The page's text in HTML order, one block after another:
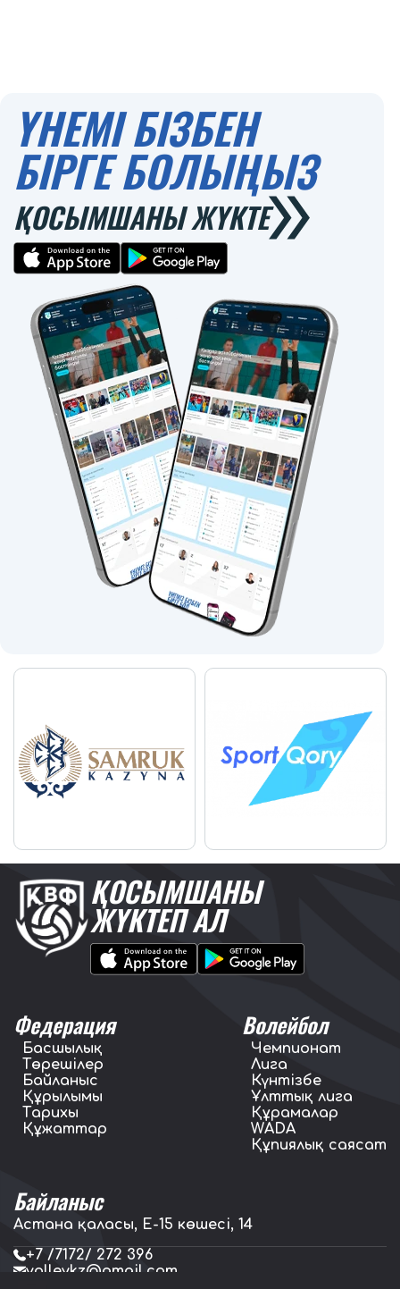
ҮНЕМІ БІЗБЕН
БІРГЕ БОЛЫҢЫЗ
ҚОСЫМШАНЫ ЖҮКТЕ
ҚОСЫМШАНЫ
ЖҮКТЕП АЛ
Федерация
Басшылық
Төрешілер
Байланыс
Құрылымы
Тарихы
Құжаттар
Волейбол
Чемпионат
Лига
Күнтізбе
Ұлттық лига
Құрамалар
WADA
Құпиялық саясат
Байланыс
Астана қаласы, E-15 көшесі, 14
+7 /7172/ 272 396
volleykz@gmail.com